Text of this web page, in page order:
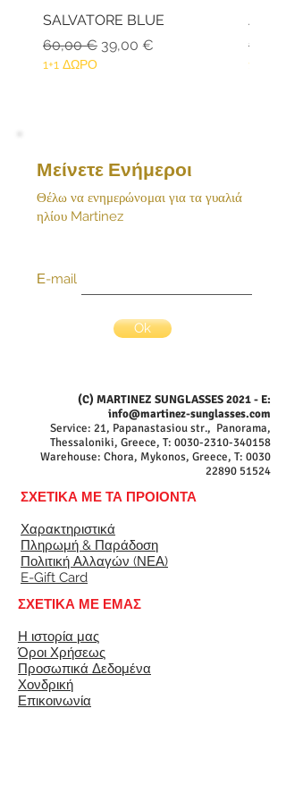
αναλάβουμε το κόστος επιστροφής
μαζί μας με email:
SALVATORE BLUE
Κανονική τιμή
60,00 € Τιμή Έκπτωσης
39,00 €
1+1 ΔΩΡΟ 1+1
Μείνετε Ενήμεροι
Θέλω να ενημερώνομαι για τα γυαλιά
ηλίου Martinez
Ε-mail
Ok
(C) MARTINEZ SUNGLASSES 2021 - E:
info@martinez-sunglasses.com
Service: 21, Papanastasiou str., Panorama,
Thessaloniki, Greece, T: 0030-2310-340158
Warehouse: Chora, Mykonos, Greece, T: 0030
22890 51524
ΣΧΕΤΙΚΑ ΜΕ ΤΑ ΠΡΟΙΟΝΤΑ
Χαρακτηριστικά
Πληρωμή & Παράδοση
Πολιτική Αλλαγών (ΝΕΑ)
E-Gift Card
ΣΧΕΤΙΚΑ ΜΕ ΕΜΑΣ
Η ιστορία μας
Όροι Χρήσεως
Προσωπικά Δεδομένα
Χονδρική
Επικοινωνία